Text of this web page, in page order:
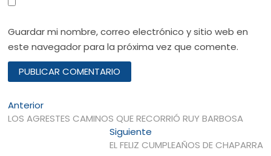
Guardar mi nombre, correo electrónico y sitio web en
este navegador para la próxima vez que comente.
Navegación
de
AnteriorEntrada
anterior:
LOS AGRESTES CAMINOS QUE RECORRIÓ RUY BARBOSA
SiguienteEntrada
siguiente:
EL FELIZ CUMPLEAÑOS DE CHAPARRA